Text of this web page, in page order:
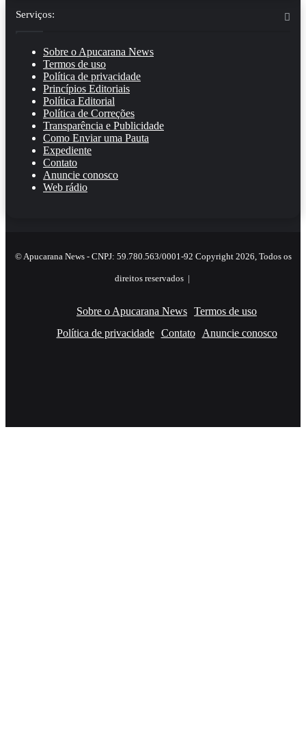
Serviços:
Sobre o Apucarana News
Termos de uso
Política de privacidade
Princípios Editoriais
Política Editorial
Política de Correções
Transparência e Publicidade
Como Enviar uma Pauta
Expediente
Contato
Anuncie conosco
Web rádio
© Apucarana News - CNPJ: 59.780.563/0001-92 Copyright 2026, Todos os
direitos reservados |
Sobre o Apucarana News Termos de uso
Política de privacidade
Contato Anuncie conosco